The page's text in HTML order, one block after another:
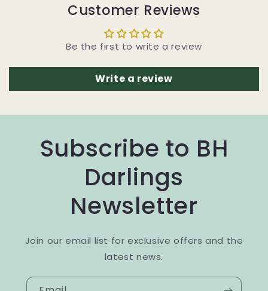
Customer Reviews
Be the first to write a review
Write a review
Subscribe to BH
Darlings
Newsletter
Join our email list for exclusive offers and the
latest news.